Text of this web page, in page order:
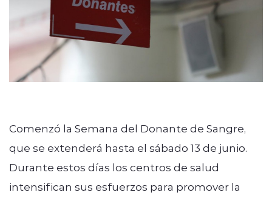
Comenzó la Semana del Donante de Sangre,
que se extenderá hasta el sábado 13 de junio.
Durante estos días los centros de salud
intensifican sus esfuerzos para promover la